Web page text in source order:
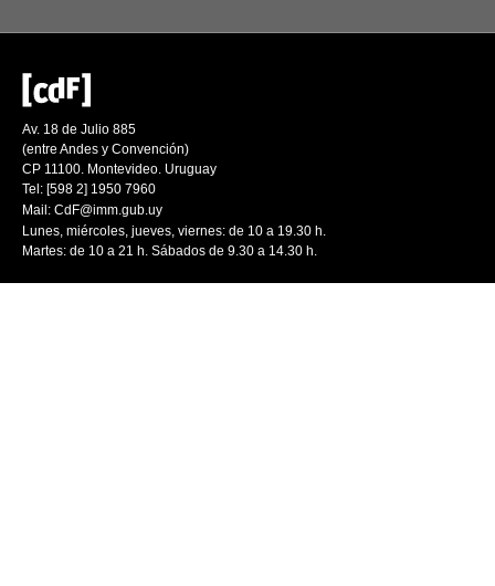
Av. 18 de Julio 885
(entre Andes y Convención)
CP 11100. Montevideo. Uruguay
Tel: [598 2] 1950 7960
Mail: CdF@imm.gub.uy
Lunes, miércoles, jueves, viernes: de 10 a 19.30 h.
Martes: de 10 a 21 h. Sábados de 9.30 a 14.30 h.